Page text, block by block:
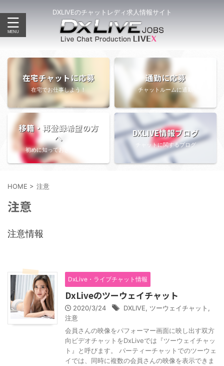
DXLIVEのチャットレディ求人情報サイト
在宅チャットに応募
在宅でお仕事しよう！
通勤に応募
チャットルームに通勤
移籍・再登録希望の方
へ
初めに知っておきたい情報
DXLIVE情報ブログ
チャットに関するブログ
HOME > 注意
注意
注意情報
DxLive・ライブチャット情報
DxLiveのツーウェイチャット
2020/3/24 DXLIVE, ツーウェイチャット ,
注意
会員さんの映像をパフォーマー画面に映し出す双方
向ビデオチャットをDxLiveでは『ツーウェイチャッ
ト』と呼びます。 パーティーチャットでのツーウェ
イでは、同時に複数の会員さんの映像を表示できま